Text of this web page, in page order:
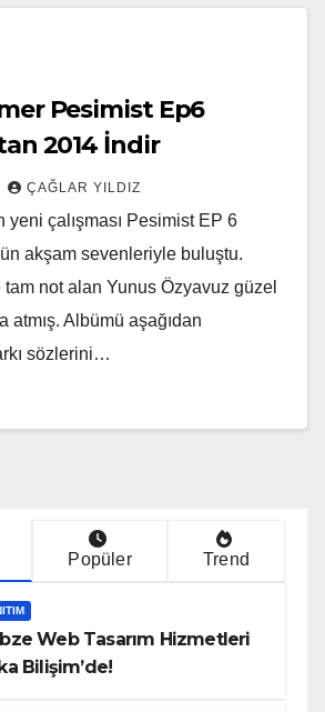
Pesimist Ep6
2014 İndir
ÇAĞLAR YILDIZ
yeni çalışması Pesimist EP 6
akşam sevenleriyle buluştu.
not alan Yunus Özyavuz güzel
atmış. Albümü aşağıdan
sözlerini…
Popüler Trend
Web Tasarım Hizmetleri
Bilişim’de!